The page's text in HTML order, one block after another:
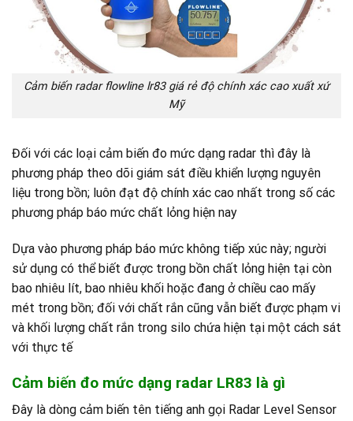
Cảm biến radar flowline lr83 giá rẻ độ chính xác cao xuất xứ
Mỹ
Đối với các loại cảm biến đo mức dạng radar thì đây là
phương pháp theo dõi giám sát điều khiển lượng nguyên
liệu trong bồn; luôn đạt độ chính xác cao nhất trong số các
phương pháp báo mức chất lỏng hiện nay
Dựa vào phương pháp báo mức không tiếp xúc này; người
sử dụng có thể biết được trong bồn chất lỏng hiện tại còn
bao nhiêu lít, bao nhiêu khối hoặc đang ở chiều cao mấy
mét trong bồn; đối với chất rắn cũng vẫn biết được phạm vi
và khối lượng chất rắn trong silo chứa hiện tại một cách sát
với thực tế
Cảm biến đo mức dạng radar LR83 là gì
Đây là dòng cảm biến tên tiếng anh gọi Radar Level Sensor